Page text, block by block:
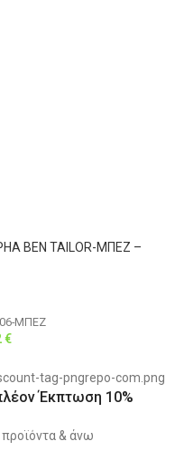
BEN TAILOR-ΜΠΕΖ –
ΜΠΕΖ
€
Έκπτωση 10%
& άνω